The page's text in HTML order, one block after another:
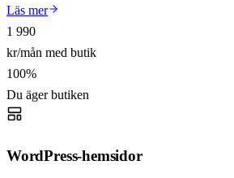
Läs mer
1 990
kr/mån med butik
100%
Du äger butiken
WordPress-hemsidor